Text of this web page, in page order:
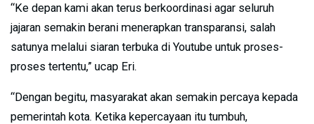
“Ke depan kami akan terus berkoordinasi agar seluruh
jajaran semakin berani menerapkan transparansi, salah
satunya melalui siaran terbuka di Youtube untuk proses-
proses tertentu,” ucap Eri.
“Dengan begitu, masyarakat akan semakin percaya kepada
pemerintah kota. Ketika kepercayaan itu tumbuh,